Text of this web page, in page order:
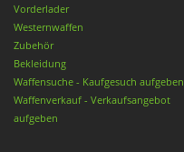
Vorderlader
Westernwaffen
Zubehör
Bekleidung
Waffensuche - Kaufgesuch aufgeben
Waffenverkauf - Verkaufsangebot
aufgeben